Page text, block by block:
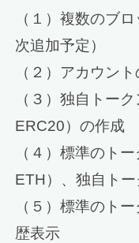
（１）複数のブ
次追加予定）
（２）アカウン
（３）独自トー
ERC20）の作成
（４）標準のト
ETH）、独自ト
（５）標準のト
歴表示